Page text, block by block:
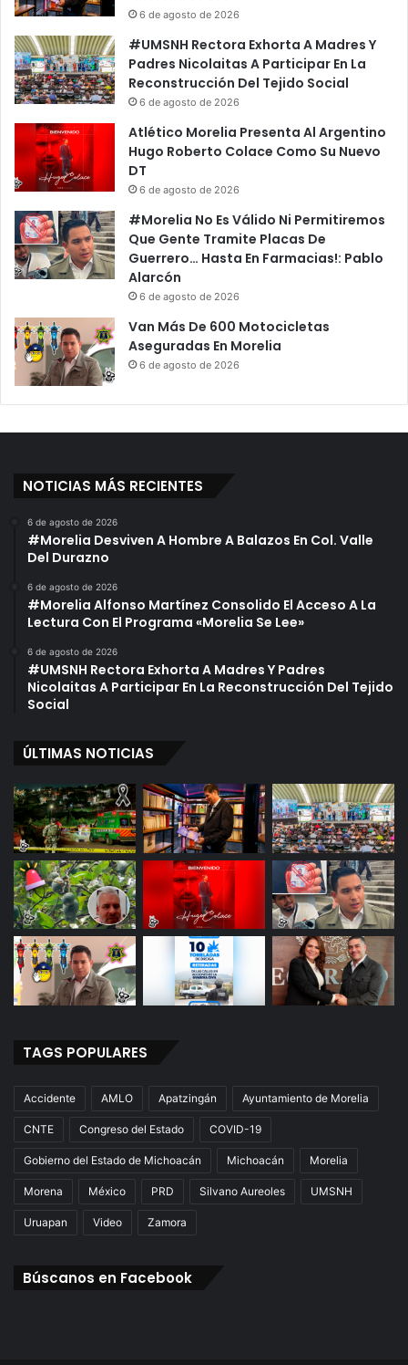
6 de agosto de 2026
#UMSNH Rectora Exhorta A Madres Y
Padres Nicolaitas A Participar En La
Reconstrucción Del Tejido Social
6 de agosto de 2026
Atlético Morelia Presenta Al Argentino
Hugo Roberto Colace Como Su Nuevo
DT
6 de agosto de 2026
#Morelia No Es Válido Ni Permitiremos
Que Gente Tramite Placas De
Guerrero… Hasta En Farmacias!: Pablo
Alarcón
6 de agosto de 2026
Van Más De 600 Motocicletas
Aseguradas En Morelia
6 de agosto de 2026
NOTICIAS MÁS RECIENTES
6 de agosto de 2026
#Morelia Desviven A Hombre A Balazos En Col. Valle
Del Durazno
6 de agosto de 2026
#Morelia Alfonso Martínez Consolido El Acceso A La
Lectura Con El Programa «Morelia Se Lee»
6 de agosto de 2026
#UMSNH Rectora Exhorta A Madres Y Padres
Nicolaitas A Participar En La Reconstrucción Del Tejido
Social
ÚLTIMAS NOTICIAS
TAGS POPULARES
Accidente AMLO Apatzingán Ayuntamiento de Morelia
CNTE Congreso del Estado COVID-19
Gobierno del Estado de Michoacán Michoacán Morelia
Morena México PRD Silvano Aureoles UMSNH
Uruapan Video Zamora
Búscanos en Facebook